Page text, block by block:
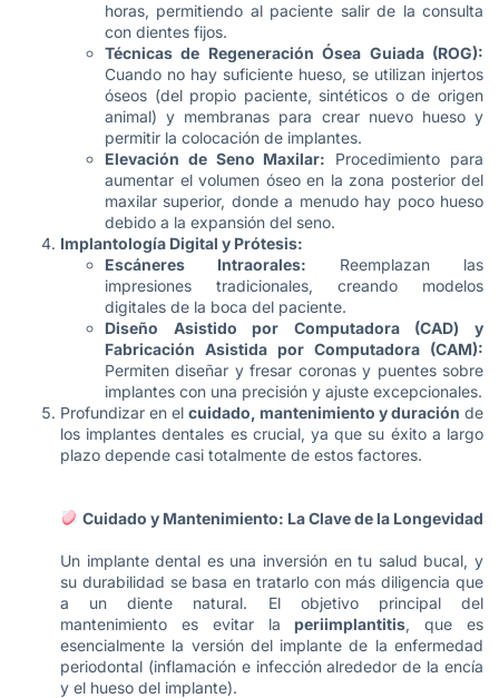
horas, permitiendo al paciente salir de la consulta
con dientes fijos.
Técnicas de Regeneración Ósea Guiada (ROG):
Cuando no hay suficiente hueso, se utilizan injertos
óseos (del propio paciente, sintéticos o de origen
animal) y membranas para crear nuevo hueso y
permitir la colocación de implantes.
Elevación de Seno Maxilar: Procedimiento para
aumentar el volumen óseo en la zona posterior del
maxilar superior, donde a menudo hay poco hueso
debido a la expansión del seno.
Implantología Digital y Prótesis:
Escáneres Intraorales: Reemplazan las
impresiones tradicionales, creando modelos
digitales de la boca del paciente.
Diseño Asistido por Computadora (CAD) y
Fabricación Asistida por Computadora (CAM):
Permiten diseñar y fresar coronas y puentes sobre
implantes con una precisión y ajuste excepcionales.
Profundizar en el cuidado, mantenimiento y duración de
los implantes dentales es crucial, ya que su éxito a largo
plazo depende casi totalmente de estos factores.
Cuidado y Mantenimiento: La Clave de la Longevidad
Un implante dental es una inversión en tu salud bucal, y
su durabilidad se basa en tratarlo con más diligencia que
a un diente natural. El objetivo principal del
mantenimiento es evitar la periimplantitis, que es
esencialmente la versión del implante de la enfermedad
periodontal (inflamación e infección alrededor de la encía
y el hueso del implante).